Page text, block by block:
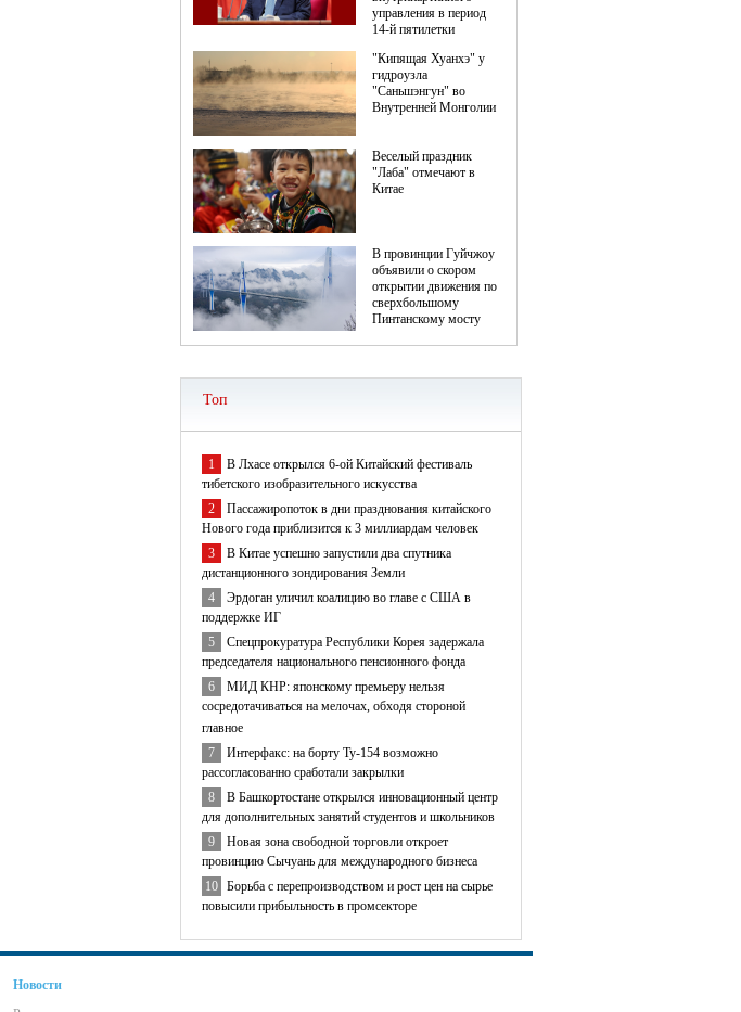
Топ
1 В Лхасе открылся 6-ой Китайский фестиваль
тибетского изобразительного искусства
2 Пассажиропоток в дни празднования китайского
Нового года приблизится к 3 миллиардам человек
3 В Китае успешно запустили два спутника
дистанционного зондирования Земли
4 Эрдоган уличил коалицию во главе с США в
поддержке ИГ
5 Спецпрокуратура Республики Корея задержала
председателя национального пенсионного фонда
6 МИД КНР: японскому премьеру нельзя
сосредотачиваться на мелочах, обходя стороной
главное
7 Интерфакс: на борту Ту-154 возможно
рассогласованно сработали закрылки
8 В Башкортостане открылся инновационный центр
для дополнительных занятий студентов и школьников
9 Новая зона свободной торговли откроет
провинцию Сычуань для международного бизнеса
10 Борьба с перепроизводством и рост цен на сырье
повысили прибыльность в промсекторе
Новости